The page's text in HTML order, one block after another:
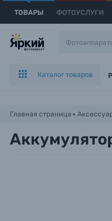
ТОВАРЫ ФОТОУСЛУГИ
Каталог товаров
Главная страница